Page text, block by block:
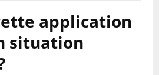
application
situation